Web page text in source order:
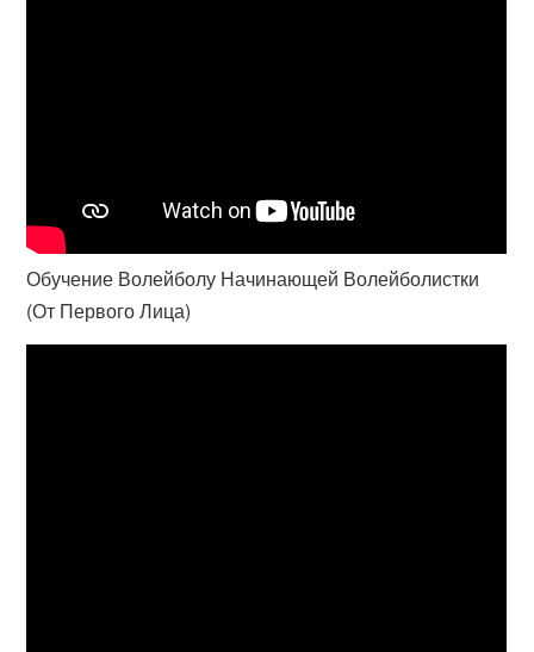
Обучение Волейболу Начинающей Волейболистки
(От Первого Лица)